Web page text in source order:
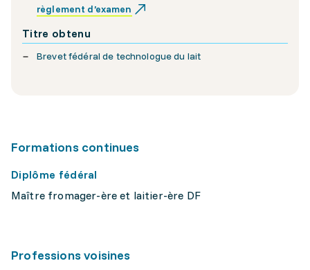
règlement d’examen
Titre obtenu
Brevet fédéral de technologue du lait
Formations continues
Diplôme fédéral
Maître fromager-ère et laitier-ère DF
Professions voisines